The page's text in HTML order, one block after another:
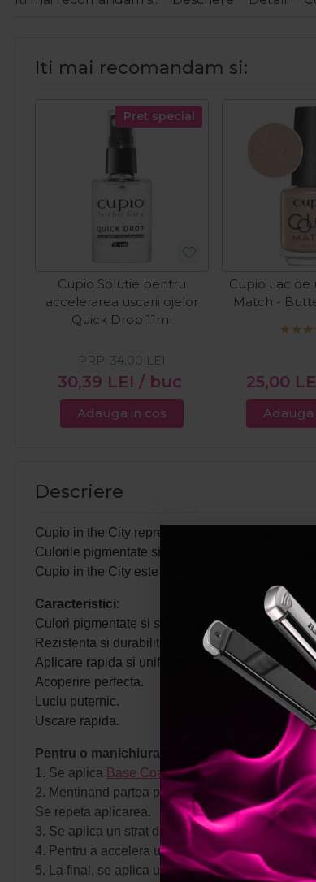
Iti mai recomandam si:
Pret special
Cupio Solutie pentru
accelerarea uscarii ojelor
Quick Drop 11ml
30,39 LEI / buc
PRP: 34,00 LEI
Adauga in cos
Cupio Lac de
Match -
25,00
Adauga
Descriere
Cupio in the City reprezinta o gama de lacuri
Culorile pigmentate si stralucitoare din gama
Cupio in the City este aliatul tau cand doresti sa
Caracteristici:
Culori pigmentate si stralucitoare.
Rezistenta si durabilitate pe unghii.
Aplicare rapida si uniforma datorita pensulei
Acoperire perfecta.
Luciu puternic.
Uscare rapida.
Pentru o manichiura perfecta, urmeaza pasii
1. Se aplica Base Coatsau alt tratament pe
2. Mentinand partea plata a pensulei paralel cu
Se repeta aplicarea.
3. Se aplica un strat de
Top Coat, sigiland cu
4. Pentru a accelera uscarea lacului de unghii,
5. La final, se aplica ulei de cuticule pentru a le